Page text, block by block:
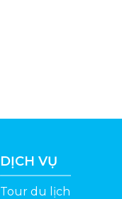
DỊCH VỤ
Tour du lịch